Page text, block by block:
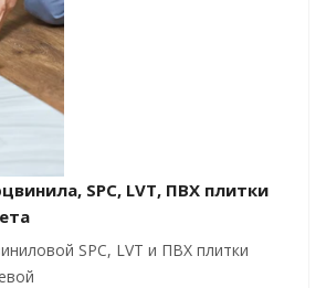
SPC, LVT, ПВХ плитки
SPC, LVT и ПВХ плитки